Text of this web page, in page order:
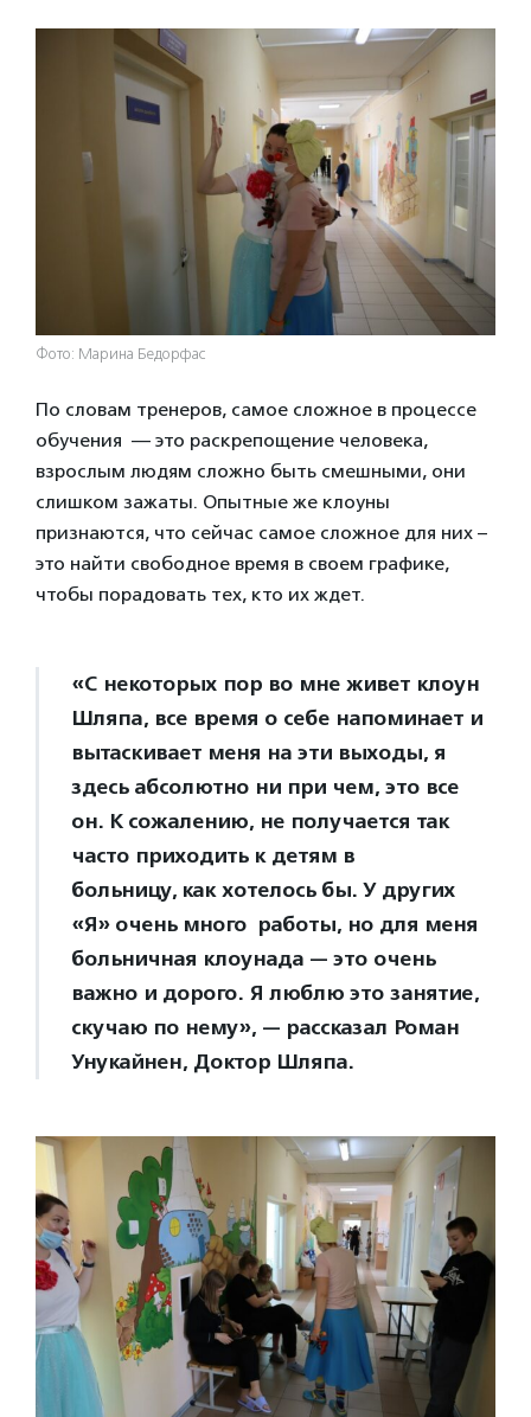
Фото: Марина Бедорфас
По словам тренеров, самое сложное в процессе
обучения — это раскрепощение человека,
взрослым людям сложно быть смешными, они
слишком зажаты. Опытные же клоуны
признаются, что сейчас самое сложное для них –
это найти свободное время в своем графике,
чтобы порадовать тех, кто их ждет.
«С некоторых пор во мне живет клоун
Шляпа, все время о себе напоминает и
вытаскивает меня на эти выходы, я
здесь абсолютно ни при чем, это все
он. К сожалению, не получается так
часто приходить к детям в
больницу, как хотелось бы. У других
«Я» очень много работы, но для меня
больничная клоунада — это очень
важно и дорого. Я люблю это занятие,
скучаю по нему», — рассказал Роман
Унукайнен, Доктор Шляпа.